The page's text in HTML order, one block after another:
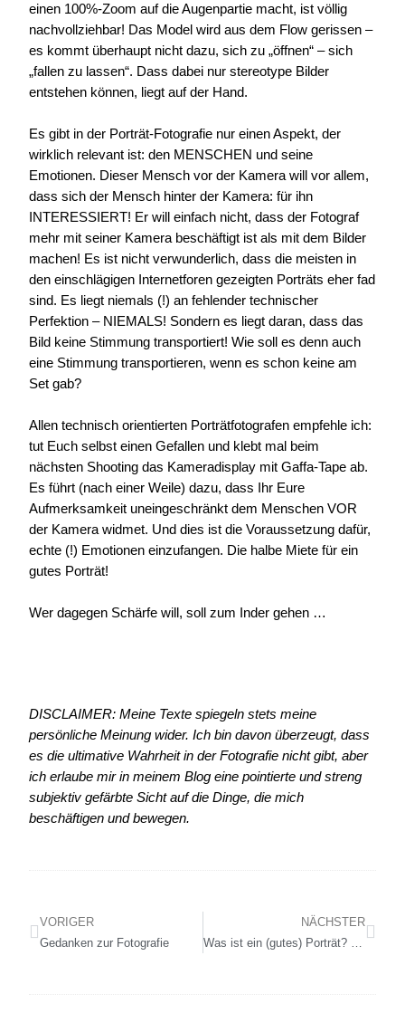
einen 100%-Zoom auf die Augenpartie macht, ist völlig
nachvollziehbar! Das Model wird aus dem Flow gerissen –
es kommt überhaupt nicht dazu, sich zu „öffnen“ – sich
„fallen zu lassen“. Dass dabei nur stereotype Bilder
entstehen können, liegt auf der Hand.
Es gibt in der Porträt-Fotografie nur einen Aspekt, der
wirklich relevant ist: den MENSCHEN und seine
Emotionen. Dieser Mensch vor der Kamera will vor allem,
dass sich der Mensch hinter der Kamera: für ihn
INTERESSIERT! Er will einfach nicht, dass der Fotograf
mehr mit seiner Kamera beschäftigt ist als mit dem Bilder
machen! Es ist nicht verwunderlich, dass die meisten in
den einschlägigen Internetforen gezeigten Porträts eher fad
sind. Es liegt niemals (!) an fehlender technischer
Perfektion – NIEMALS! Sondern es liegt daran, dass das
Bild keine Stimmung transportiert! Wie soll es denn auch
eine Stimmung transportieren, wenn es schon keine am
Set gab?
Allen technisch orientierten Porträtfotografen empfehle ich:
tut Euch selbst einen Gefallen und klebt mal beim
nächsten Shooting das Kameradisplay mit Gaffa-Tape ab.
Es führt (nach einer Weile) dazu, dass Ihr Eure
Aufmerksamkeit uneingeschränkt dem Menschen VOR
der Kamera widmet. Und dies ist die Voraussetzung dafür,
echte (!) Emotionen einzufangen. Die halbe Miete für ein
gutes Porträt!
Wer dagegen Schärfe will, soll zum Inder gehen …
DISCLAIMER: Meine Texte spiegeln stets meine
persönliche Meinung wider. Ich bin davon überzeugt, dass
es die ultimative Wahrheit in der Fotografie nicht gibt, aber
ich erlaube mir in meinem Blog eine pointierte und streng
subjektiv gefärbte Sicht auf die Dinge, die mich
beschäftigen und bewegen.
VORIGER
Gedanken zur Fotografie
NÄCHSTER
Was ist ein (gutes) Porträt? Und was hat der Bildstil damit zu tun?